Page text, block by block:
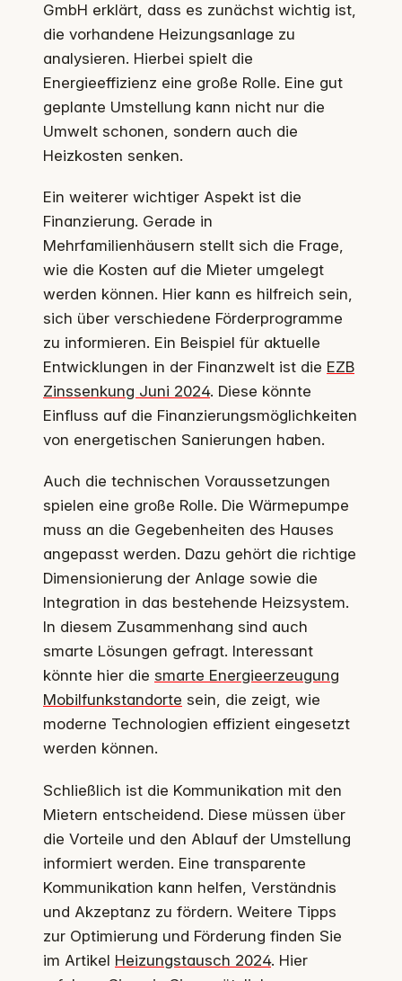
GmbH erklärt, dass es zunächst wichtig ist,
die vorhandene Heizungsanlage zu
analysieren. Hierbei spielt die
Energieeffizienz eine große Rolle. Eine gut
geplante Umstellung kann nicht nur die
Umwelt schonen, sondern auch die
Heizkosten senken.
Ein weiterer wichtiger Aspekt ist die
Finanzierung. Gerade in
Mehrfamilienhäusern stellt sich die Frage,
wie die Kosten auf die Mieter umgelegt
werden können. Hier kann es hilfreich sein,
sich über verschiedene Förderprogramme
zu informieren. Ein Beispiel für aktuelle
Entwicklungen in der Finanzwelt ist die EZB
Zinssenkung Juni 2024. Diese könnte
Einfluss auf die Finanzierungsmöglichkeiten
von energetischen Sanierungen haben.
Auch die technischen Voraussetzungen
spielen eine große Rolle. Die Wärmepumpe
muss an die Gegebenheiten des Hauses
angepasst werden. Dazu gehört die richtige
Dimensionierung der Anlage sowie die
Integration in das bestehende Heizsystem.
In diesem Zusammenhang sind auch
smarte Lösungen gefragt. Interessant
könnte hier die smarte Energieerzeugung
Mobilfunkstandorte sein, die zeigt, wie
moderne Technologien effizient eingesetzt
werden können.
Schließlich ist die Kommunikation mit den
Mietern entscheidend. Diese müssen über
die Vorteile und den Ablauf der Umstellung
informiert werden. Eine transparente
Kommunikation kann helfen, Verständnis
und Akzeptanz zu fördern. Weitere Tipps
zur Optimierung und Förderung finden Sie
im Artikel Heizungstausch 2024. Hier